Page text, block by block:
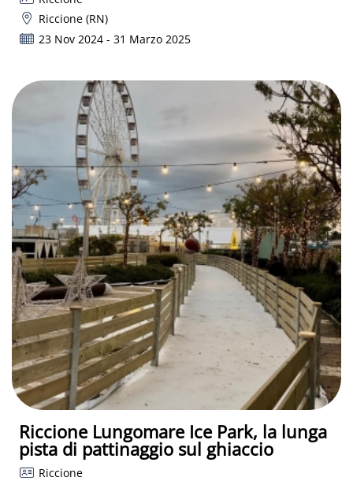
Riccione (RN)
23 Nov 2024 - 31 Marzo 2025
Riccione Lungomare Ice Park, la lunga
pista di pattinaggio sul ghiaccio
Riccione